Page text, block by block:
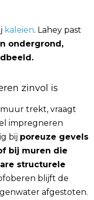
kaleien. Lahey past
ondergrond,
zinvol is
trekt, vraagt
impregneren
bij poreuze gevels
bij muren die
structurele
blijft de
afgestoten.